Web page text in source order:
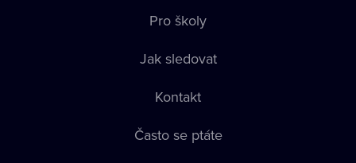
Pro školy
Jak sledovat
Kontakt
Často se ptáte